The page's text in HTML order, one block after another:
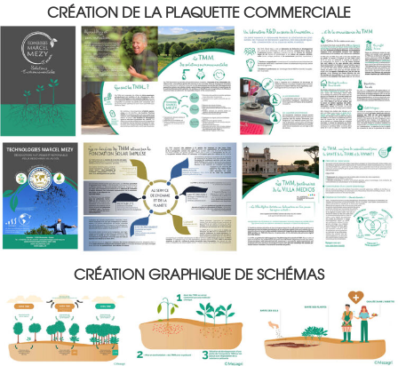
CRÉATION DE LA PLAQUETTE COMMERCIALE
CRÉATION GRAPHIQUE DE SCHÉMAS